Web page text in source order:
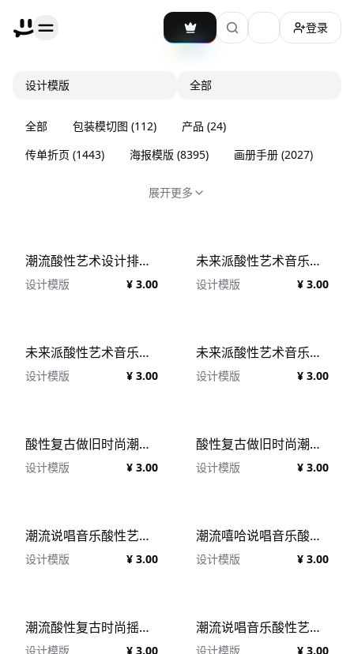
加载主题切换
登录
设计模版 全部
全部 包装模切图 (112) 产品 (24)
传单折页 (1443) 海报模版 (8395) 画册手册 (2027)
展开更多
潮流酸性艺术设计排版手法音乐宣传光碟CD封面设计模板 Cover Design Templates Vol.4
设计模版 ¥ 3.00
未来派酸性艺术音乐封面PSD设计模板 AEPHEMERIAL - Futuristic Cover Art 2
设计模版 ¥ 3.00
未来派酸性艺术音乐封面PSD设计模板 AEPHEMERIAL - Futuristic Cover Art
设计模版 ¥ 3.00
未来派酸性艺术音乐封面PSD设计模板 AEPHEMERIAL - Futuristic Cover Art 3
设计模版 ¥ 3.00
酸性复古做旧时尚潮流摇滚音乐专辑CD封面设计PSD模板 Cover Art Template Pack VOL.3
设计模版 ¥ 3.00
酸性复古做旧时尚潮流摇滚音乐专辑CD封面设计PSD模板 Cover Art Template Pack VOL.2
设计模版 ¥ 3.00
潮流说唱音乐酸性艺术光碟CD封面乐队宣传设计PSD模板 Cover Design Templates Vol.2
设计模版 ¥ 3.00
潮流嘻哈说唱音乐酸性艺术光碟CD封面乐队宣传设计PSD模板 Cover Design Templates
设计模版 ¥ 3.00
潮流酸性复古时尚摇滚音乐专辑CD封面设计PSD模板合辑 Cover Art Template Pack Bundle
设计模版 ¥ 3.00
潮流说唱音乐酸性艺术光碟CD封面乐队宣传设计PSD模板 Cover Design Templates Vol.3
设计模版 ¥ 3.00